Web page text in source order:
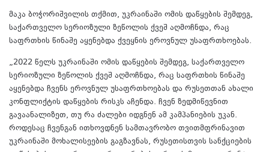
მაკა ბოჭორიშვილის თქმით, უკრაინაში ომის დაწყების შემდეგ,
საქართველო სერიოზული ზეწოლის ქვეშ აღმოჩნდა, რაც
საფრთხის წინაშე აყენებდა ქვეყნის ეროვნულ უსაფრთხოებას.
„2022 წელს უკრაინაში ომის დაწყების შემდეგ, საქართველო
სერიოზული ზეწოლის ქვეშ აღმოჩნდა, რაც საფრთხის წინაშე
აყენებდა ჩვენს ეროვნულ უსაფრთხოებას და რუსეთთან ახალი
კონფლიქტის დაწყების რისკს აჩენდა. ჩვენ ზედმიწევნით
გავაანალიზეთ, თუ რა ძალები იდგნენ ამ კამპანიების უკან.
როდესაც ჩვენგან ითხოვდნენ სამთავრობო თვითმფრინავით
უკრაინაში მოხალისეების გაგზავნას, რუსეთისთვის სანქციების